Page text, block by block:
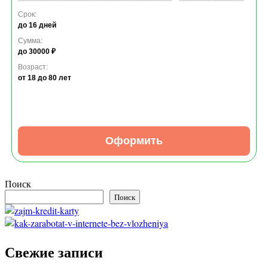
Срок:
до 16 дней
Сумма:
до 30000 ₽
Возраст:
от 18 до 80 лет
Оформить
Поиск
Поиск
Свежие записи